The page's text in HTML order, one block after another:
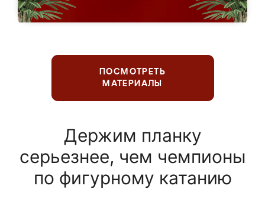
ПОСМОТРЕТЬ
МАТЕРИАЛЫ
Держим планку
серьезнее, чем чемпионы
по фигурному катанию